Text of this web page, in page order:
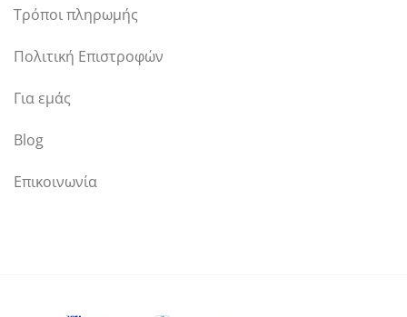
Τρόποι πληρωμής
Πολιτική Επιστροφών
Για εμάς
Blog
Επικοινωνία